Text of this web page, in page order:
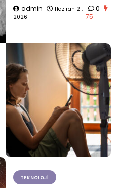
admin
Haziran 21,
2026
0
75
TEKNOLOJI